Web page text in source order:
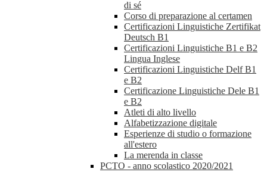
di sé
Corso di preparazione al certamen
Certificazioni Linguistiche Zertifikat
Deutsch B1
Certificazioni Linguistiche B1 e B2
Lingua Inglese
Certificazioni Linguistiche Delf B1
e B2
Certificazione Linguistiche Dele B1
e B2
Atleti di alto livello
Alfabetizzazione digitale
Esperienze di studio o formazione
all'estero
La merenda in classe
PCTO - anno scolastico 2020/2021